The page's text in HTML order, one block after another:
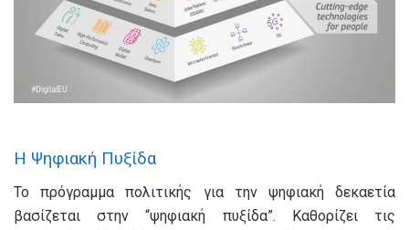
Η Ψηφιακή Πυξίδα
Το πρόγραμμα πολιτικής για την ψηφιακή δεκαετία
βασίζεται στην “ψηφιακή πυξίδα”. Καθορίζει τις